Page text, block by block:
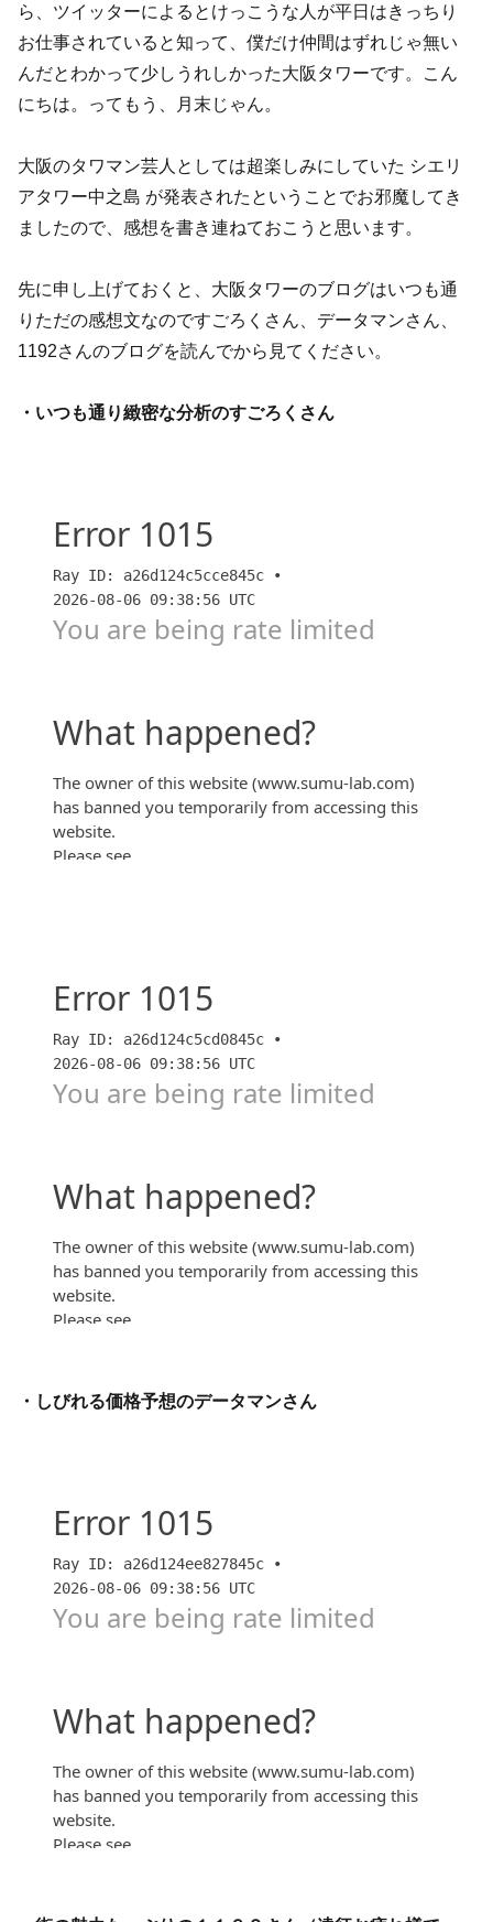
ら、ツイッターによるとけっこうな人が平日はきっちり
お仕事されていると知って、僕だけ仲間はずれじゃ無い
んだとわかって少しうれしかった大阪タワーです。こん
にちは。ってもう、月末じゃん。
大阪のタワマン芸人としては超楽しみにしていた シエリ
アタワー中之島 が発表されたということでお邪魔してき
ましたので、感想を書き連ねておこうと思います。
先に申し上げておくと、大阪タワーのブログはいつも通
りただの感想文なのですごろくさん、データマンさん、
1192さんのブログを読んでから見てください。
・いつも通り緻密な分析のすごろくさん
「シエリアタワー中之島」定期借地物件でも大阪の新
価格突入か？！【前編】【すごろく】
「シエリアタワー中之島」魅力的な共用施設と課題が
残る設備仕様…ズバリ買いか？【後編】【すごろく】
・しびれる価格予想のデータマンさん
『シエリアタワー中之島』 “超” データ分析編☆全364
邸の予想価格も大公開☆